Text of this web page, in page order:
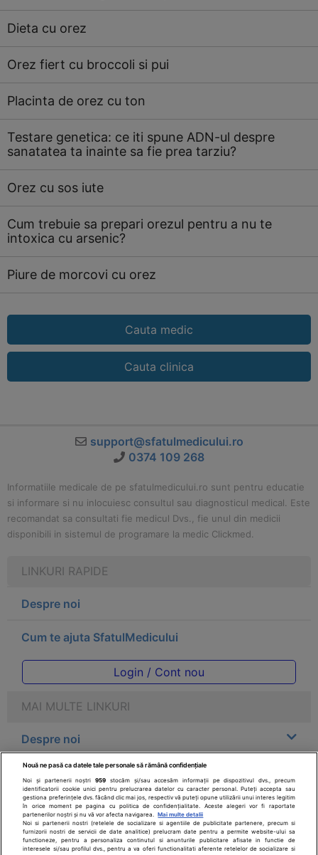
Dieta cu orez
Orez fiert cu broccoli si pui
Placinta de orez cu ton
Testare genetica: ce iti spune ADN-ul despre
sanatatea ta inainte sa fie prea tarziu?
Orez cu sos iute
Cum trebuie sa prepari orezul pentru a nu te
intoxica cu arsenic?
Piure de morcovi cu orez
Cauta medic
Cauta clinica
support@sfatulmedicului.ro
0374 109 268
Informatiile medicale de pe sfatulmedicului.ro sunt pentru educatie
si informare si nu inlocuiesc consultul sau diagnosticul medical. Este
recomandat sa consultati fie medicul Dvs., fie unul din medicii
disponibili in sistemul de programare la medic Clickmed.
LINKURI RAPIDE
Despre noi
Cum te ajuta SfatulMedicului
Login / Cont nou
MAI MULTE LINKURI
Despre noi
Legal
Drepturile consumatorului
Parteneri
Nouă ne pasă ca datele tale personale să rămână confidențiale
Noi și partenerii noștri959 stocăm și/sau accesăm informații pe dispozitivul dvs., precum
identificatorii cookie unici pentru prelucrarea datelor cu caracter personal. Puteți accepta sau
gestiona preferințele dvs. făcând clic mai jos, respectiv vă puteți opune utilizării unui interes legitim
în orice moment pe pagina cu politica de confidențialitate. Aceste alegeri vor fi raportate
partenerilor noștri și nu vă vor afecta navigarea.
Mai multe detalii
Noi si partenerii nostri (retelele de socializare si agentiile de publicitate partenere, precum si
furnizorii nostri de servicii de date analitice) prelucram date pentru a permite website-ului sa
functioneze, pentru a personaliza continutul si anunturile publicitare afisate in functie de
interesele si/sau profilul dvs., pentru a va oferi functionalitati aferente retelelor de socializare si